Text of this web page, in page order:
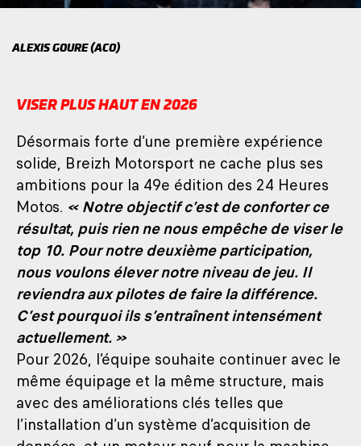
ALEXIS GOURE (ACO)
VISER PLUS HAUT EN 2026
Désormais forte d’une première expérience
solide, Breizh Motorsport ne cache plus ses
ambitions pour la 49e édition des 24 Heures
Motos. « Notre objectif c’est de conforter ce
résultat, puis rien ne nous empêche de viser le
top 10. Pour notre deuxième participation,
nous voulons élever notre niveau de jeu. Il
reviendra aux pilotes de faire la différence.
C’est pourquoi ils s’entraînent intensément
actuellement. »
Pour 2026, l’équipe souhaite continuer avec le
même équipage et la même structure, mais
avec des améliorations clés telles que
l’installation d’un système d’acquisition de